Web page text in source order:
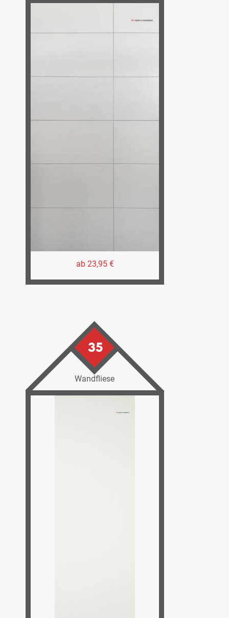
ab 23,95 €
35
Wandfliese